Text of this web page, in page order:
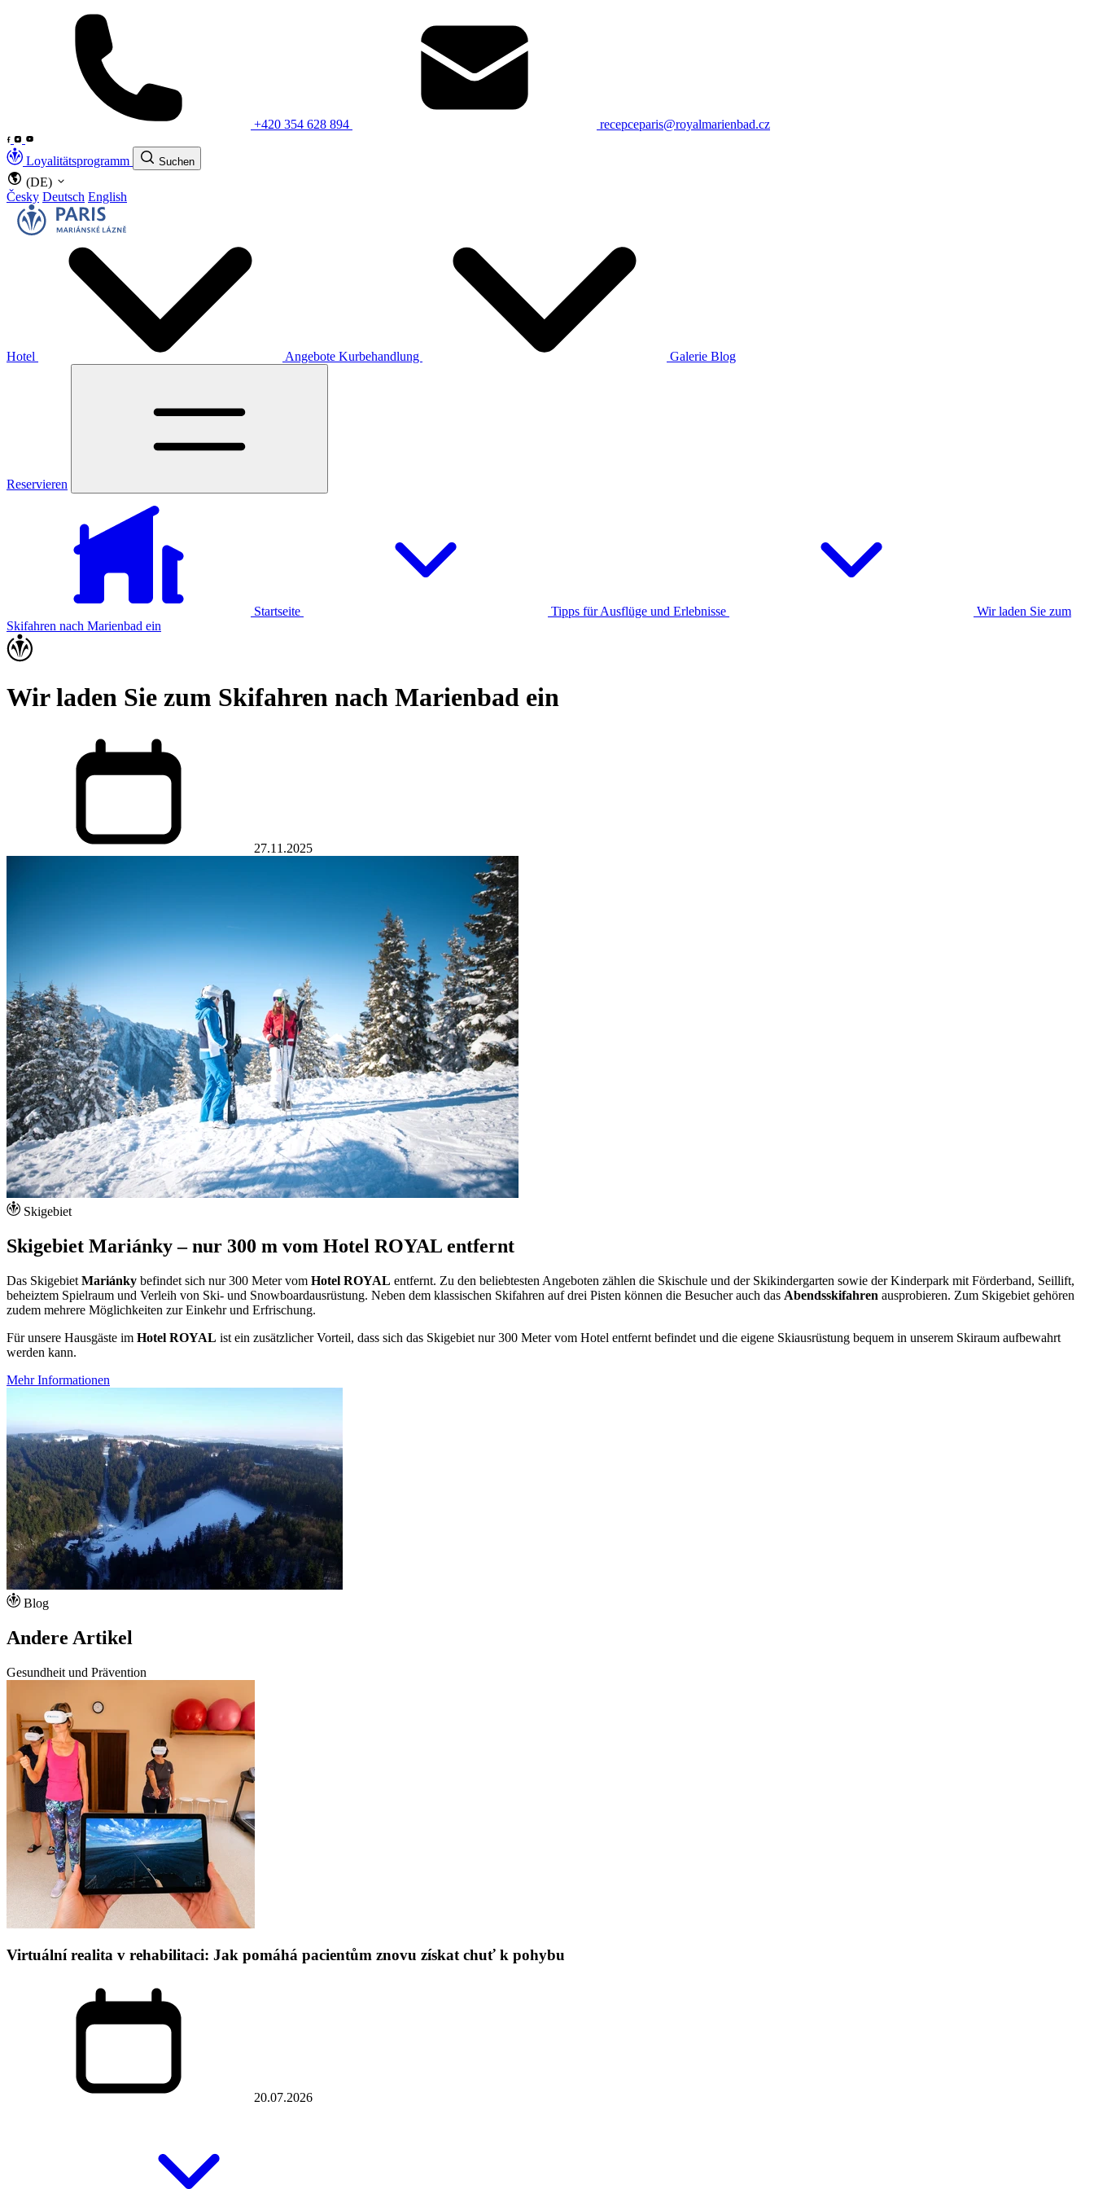
+420 354 628 894 recepceparis@royalmarienbad.cz
Loyalitätsprogramm Suchen
(DE)
Česky Deutsch English
Hotel Angebote Kurbehandlung Galerie Blog
Reservieren
Startseite Tipps für Ausflüge und Erlebnisse
Wir laden Sie zum
Skifahren nach Marienbad ein
Wir laden Sie zum Skifahren nach Marienbad ein
27.11.2025
Skigebiet
Skigebiet Mariánky – nur 300 m vom Hotel ROYAL entfernt
Das Skigebiet Mariánky befindet sich nur 300 Meter vom Hotel ROYAL entfernt. Zu den beliebtesten Angeboten zählen die Skischule und der Skikindergarten sowie der Kinderpark mit Förderband, Seillift,
beheiztem Spielraum und Verleih von Ski- und Snowboardausrüstung. Neben dem klassischen Skifahren auf drei Pisten können die Besucher auch das Abendsskifahren ausprobieren. Zum Skigebiet gehören
zudem mehrere Möglichkeiten zur Einkehr und Erfrischung.
Für unsere Hausgäste im Hotel ROYAL ist ein zusätzlicher Vorteil, dass sich das Skigebiet nur 300 Meter vom Hotel entfernt befindet und die eigene Skiausrüstung bequem in unserem Skiraum aufbewahrt
werden kann.
Mehr Informationen
Blog
Andere Artikel
Gesundheit und Prävention
Virtuální realita v rehabilitaci: Jak pomáhá pacientům znovu získat chuť k pohybu
20.07.2026